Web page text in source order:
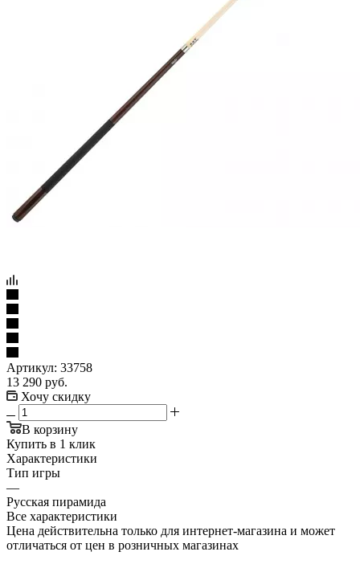
Артикул: 33758
13 290 руб.
Хочу скидку
В корзину
Купить в 1 клик
Характеристики
Тип игры
—
Русская пирамида
Все характеристики
Цена действительна только для интернет-магазина и может
отличаться от цен в розничных магазинах